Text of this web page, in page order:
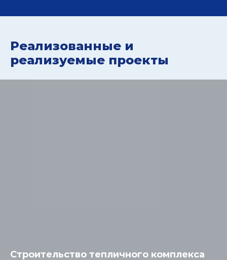
Реализованные и
реализуемые проекты
Строительство тепличного комплекса